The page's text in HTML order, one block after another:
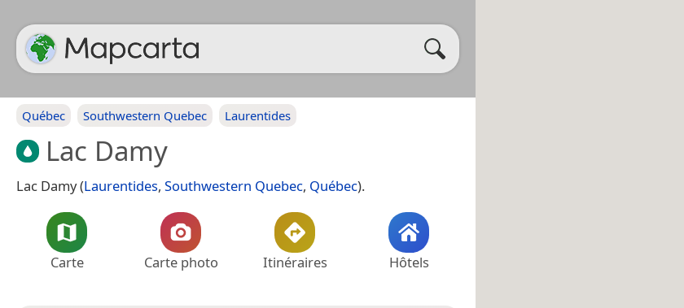
Québec Southwestern Quebec Laurentides
Lac Damy
Lac Damy (Laurentides, Southwestern Quebec, Québec).
Carte Carte photo Itinéraires Hôtels